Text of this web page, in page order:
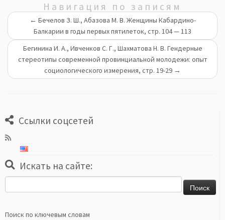
Навигация по записям
← Бечелов З. Ш., Абазова М. В. Женщины Кабардино-
Балкарии в годы первых пятилеток, стр. 104 — 113
Бегинина И. А., Ивченков С. Г., Шахматова Н. В. Гендерные
стереотипы современной провинциальной молодежи: опыт
социологического измерения, стр. 19-29 →
Ссылки соцсетей
Искать на сайте:
Поиск по ключевым словам